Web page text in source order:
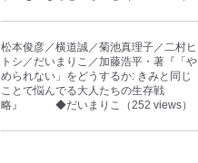
松本俊彦／横道誠／菊池真理子／二村ヒ
トシ／だいまりこ／加藤浩平・著『「や
められない」をどうするか: きみと同じ
ことで悩んでる大人たちの生存戦
略』 ◆だいまりこ（252 views）